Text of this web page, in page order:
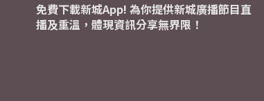
免費下載新城App! 為你提供新城廣播節目直
播及重溫，體現資訊分享無界限！